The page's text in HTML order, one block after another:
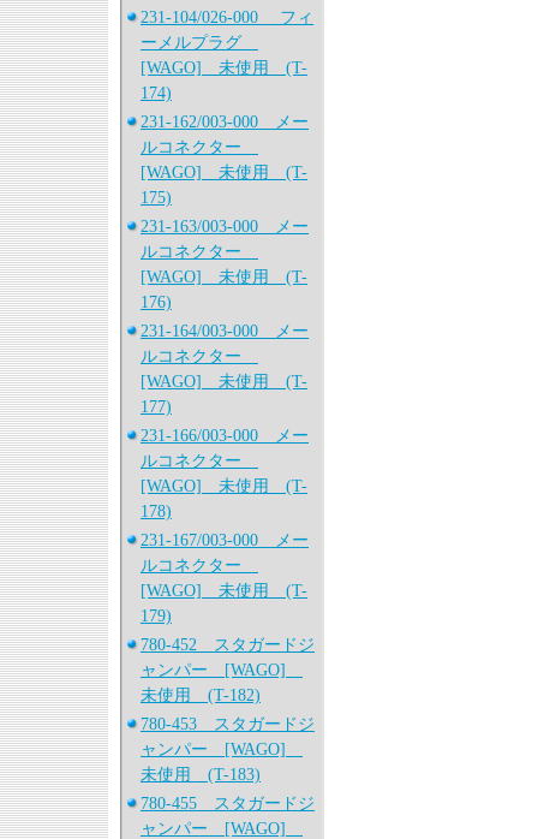
231-104/026-000 フィ
ーメルプラグ
[WAGO] 未使用 (T-
174)
231-162/003-000 メー
ルコネクター
[WAGO] 未使用 (T-
175)
231-163/003-000 メー
ルコネクター
[WAGO] 未使用 (T-
176)
231-164/003-000 メー
ルコネクター
[WAGO] 未使用 (T-
177)
231-166/003-000 メー
ルコネクター
[WAGO] 未使用 (T-
178)
231-167/003-000 メー
ルコネクター
[WAGO] 未使用 (T-
179)
780-452 スタガードジ
ャンパー [WAGO]
未使用 (T-182)
780-453 スタガードジ
ャンパー [WAGO]
未使用 (T-183)
780-455 スタガードジ
ャンパー [WAGO]